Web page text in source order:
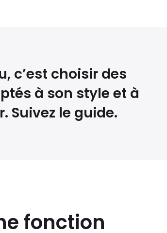
c’est choisir des
à son style et à
Suivez le guide.
fonction